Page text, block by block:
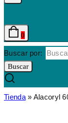
0
Buscar por:
Buscar
Tienda» Alacoryl